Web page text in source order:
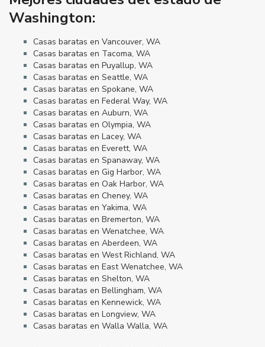
Washington:
Casas baratas en Vancouver, WA
Casas baratas en Tacoma, WA
Casas baratas en Puyallup, WA
Casas baratas en Seattle, WA
Casas baratas en Spokane, WA
Casas baratas en Federal Way, WA
Casas baratas en Auburn, WA
Casas baratas en Olympia, WA
Casas baratas en Lacey, WA
Casas baratas en Everett, WA
Casas baratas en Spanaway, WA
Casas baratas en Gig Harbor, WA
Casas baratas en Oak Harbor, WA
Casas baratas en Cheney, WA
Casas baratas en Yakima, WA
Casas baratas en Bremerton, WA
Casas baratas en Wenatchee, WA
Casas baratas en Aberdeen, WA
Casas baratas en West Richland, WA
Casas baratas en East Wenatchee, WA
Casas baratas en Shelton, WA
Casas baratas en Bellingham, WA
Casas baratas en Kennewick, WA
Casas baratas en Longview, WA
Casas baratas en Walla Walla, WA